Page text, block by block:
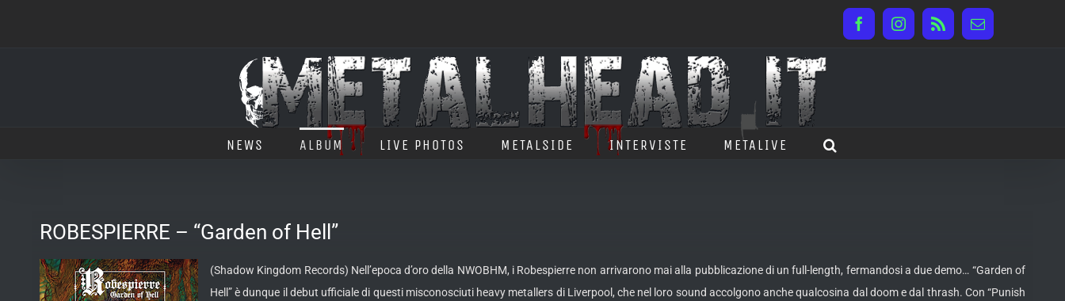
FacebookInstagram
Rss Email
NEWS ALBUM LIVE PHOTOS METALSIDE INTERVISTE METALIVE
ROBESPIERRE – “Garden of Hell”
(Shadow Kingdom Records) Nell’epoca d’oro della NWOBHM, i Robespierre non arrivarono mai alla pubblicazione di un full-length, fermandosi a due demo… “Garden of
Hell” è dunque il debut ufficiale di questi misconosciuti heavy metallers di Liverpool, che nel loro sound accolgono anche qualcosina dal doom e dal thrash. Con “Punish